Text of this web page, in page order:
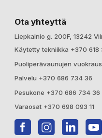
Ota yhteyttä
Liepkalnio g. 200F, 13242
Käytetty tekniikka +370 618
Puoliperävaunujen
Palvelu +370 686 734 36
Pesukone +370 686 734 36
Varaosat +370 698 093 11